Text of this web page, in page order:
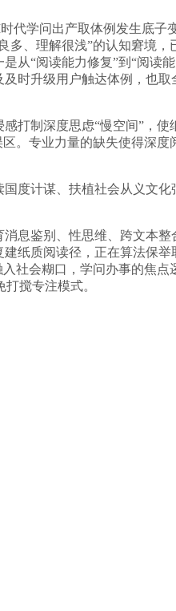
学问出产取体例发生底子
、理解很浅”的认知窘境
“阅读能力修复”到“阅读能
时升级用户触达体例，也
制深度思虑“慢空间”，使
。专业力量的缺失使得深度
计谋、扶植社会从义文化
鉴别、性思维、跨文本整
纸质阅读径，正在算法保
社会糊口，学问办事的焦点
搅专注模式。